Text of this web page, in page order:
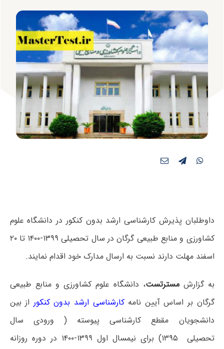
داوطلبان پذیرش کارشناسی ارشد بدون کنکور در دانشگاه علوم
کشاورزی و منابع طبیعی گرگان در سال تحصیلی ۱۳۹۹-۱۴۰۰ تا ۲۰
اسفند مهلت دارند نسبت به ارسال مدارک خود اقدام نمایند.
به گزارشمسترتست، دانشگاه علوم کشاورزی و منابع طبیعی
گرگان بر اساس آیین نامه کارشناسی ارشد بدون کنکور از بین
دانشجویان مقطع کارشناسی پیوسته ( ورودی سال
تحصیلی ۱۳۹۵) برای نیمسال اول ۱۳۹۹-۱۴۰۰ در دوره روزانه